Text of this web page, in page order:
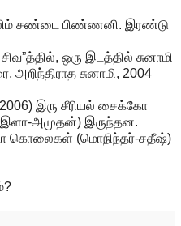
சண்டை பிண்ணனி. இரண்டு
ஒரு இடத்தில் சுனாமி
அறிந்திராத சுனாமி, 2004
இரு சீரியல் சைக்கோ
அமுதன்) இருந்தன.
கொலைகள் (மொநிந்தர்-சதீஷ்)